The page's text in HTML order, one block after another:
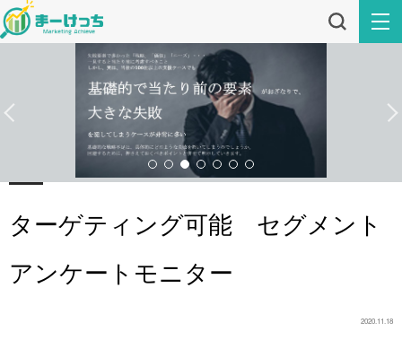
ターゲティング可能 セグメント
アンケートモニター
2020.11.18